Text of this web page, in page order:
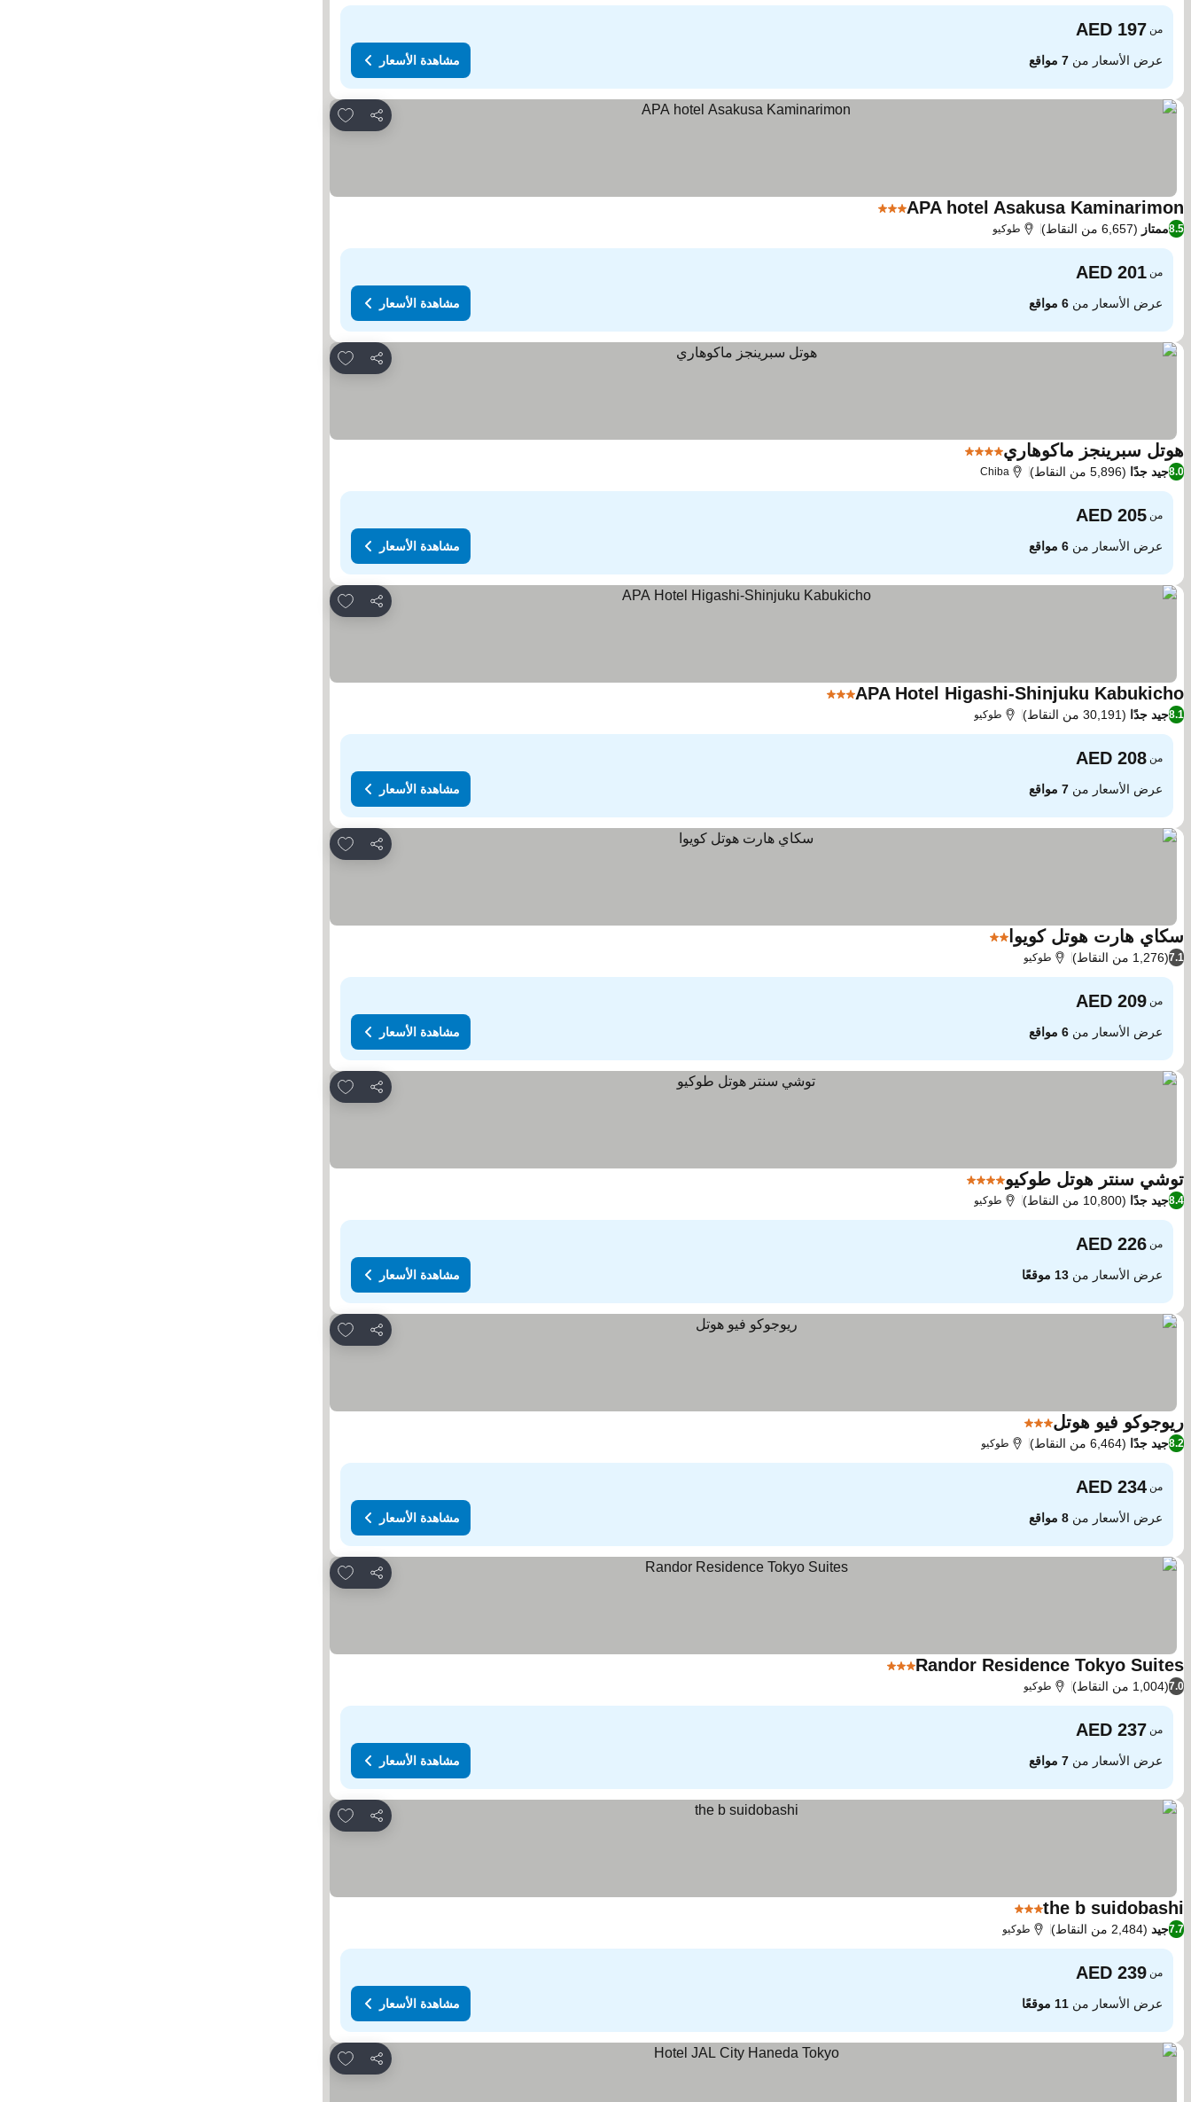
من
عرض الأسعار من 7 مواقع مشاهدة الأسعار
مشاركة
Add to favorites
APA hotel Asakusa Kaminarimon3 عدد النجوم
8.5ممتاز (6,657 من النقاط) طوكيو
من
عرض الأسعار من 6 مواقع مشاهدة الأسعار
مشاركة
Add to favorites
هوتل سبرينجز ماكوهاري4 عدد النجوم
8.0جيد جدًا (5,896 من النقاط) Chiba
من
عرض الأسعار من 6 مواقع مشاهدة الأسعار
مشاركة
Add to favorites
APA Hotel Higashi-Shinjuku Kabukicho3 عدد النجوم
8.1جيد جدًا (30,191 من النقاط) طوكيو
من
عرض الأسعار من 7 مواقع مشاهدة الأسعار
مشاركة
Add to favorites
سكاي هارت هوتل كويوا 2 عدد النجوم
7.1(1,276 من النقاط) طوكيو
من
عرض الأسعار من 6 مواقع مشاهدة الأسعار
مشاركة
Add to favorites
توشي سنتر هوتل طوكيو4 عدد النجوم
8.4جيد جدًا (10,800 من النقاط) طوكيو
من
عرض الأسعار من 13 موقعًا مشاهدة الأسعار
مشاركة
Add to favorites
ريوجوكو فيو هوتل3 عدد النجوم
8.2جيد جدًا (6,464 من النقاط) طوكيو
من
عرض الأسعار من 8 مواقع مشاهدة الأسعار
مشاركة
Add to favorites
Randor Residence Tokyo Suites3 عدد النجوم
7.0(1,004 من النقاط) طوكيو
من
عرض الأسعار من 7 مواقع مشاهدة الأسعار
مشاركة
Add to favorites
the b suidobashi3 عدد النجوم
7.7جيد (2,484 من النقاط) طوكيو
من
عرض الأسعار من 11 موقعًا مشاهدة الأسعار
مشاركة
Add to favorites